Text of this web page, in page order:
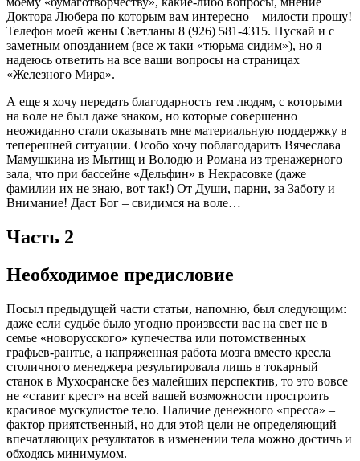
Доктора Любера по которым вам интересно – милости прошу!
Телефон моей жены Светланы 8 (926) 581-4315. Пускай и с
заметным опозданием (все ж таки «тюрьма сидим»), но я
надеюсь ответить на все ваши вопросы на страницах
«Железного Мира».
А еще я хочу передать благодарность тем людям, с которыми
на воле не был даже знаком, но которые совершенно
неожиданно стали оказывать мне материальную поддержку в
теперешней ситуации. Особо хочу поблагодарить Вячеслава
Мамушкина из Мытищ и Володю и Романа из тренажерного
зала, что при бассейне «Дельфин» в Некрасовке (даже
фамилии их не знаю, вот так!) От Души, парни, за Заботу и
Внимание! Даст Бог – свидимся на воле…
Часть 2
Необходимое предисловие
Посыл предыдущей части статьи, напомню, был следующим:
даже если судьбе было угодно произвести вас на свет не в
семье «новорусского» купечества или потомственных
графьев-рантье, а напряженная работа мозга вместо кресла
столичного менеджера результировала лишь в токарный
станок в Мухосранске без малейших перспектив, то это вовсе
не «ставит крест» на всей вашей возможности простроить
красивое мускулистое тело. Наличие денежного «пресса» –
фактор приятственный, но для этой цели не определяющий –
впечатляющих результатов в изменении тела можно достичь и
обходясь минимумом.